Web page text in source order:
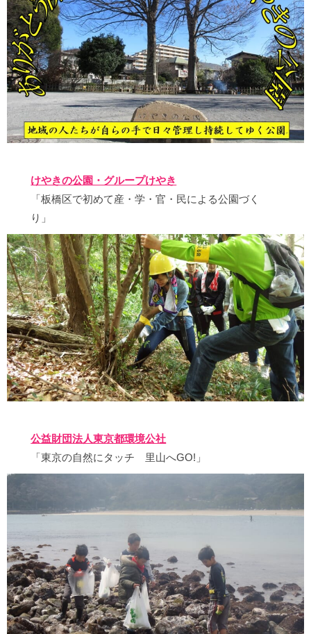
けやきの公園・グループけやき
「板橋区で初めて産・学・官・民による公園づく
り」
公益財団法人東京都環境公社
「東京の自然にタッチ 里山へGO!」